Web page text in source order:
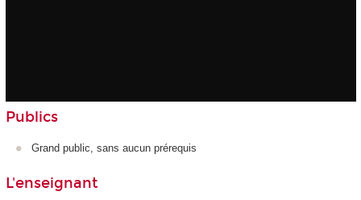
Publics
Grand public, sans aucun prérequis
L'enseignant